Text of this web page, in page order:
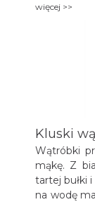
gotującą
więcej >>
Kluski
Wątróbki
mąkę. Z
tartej bułki i
na wodę